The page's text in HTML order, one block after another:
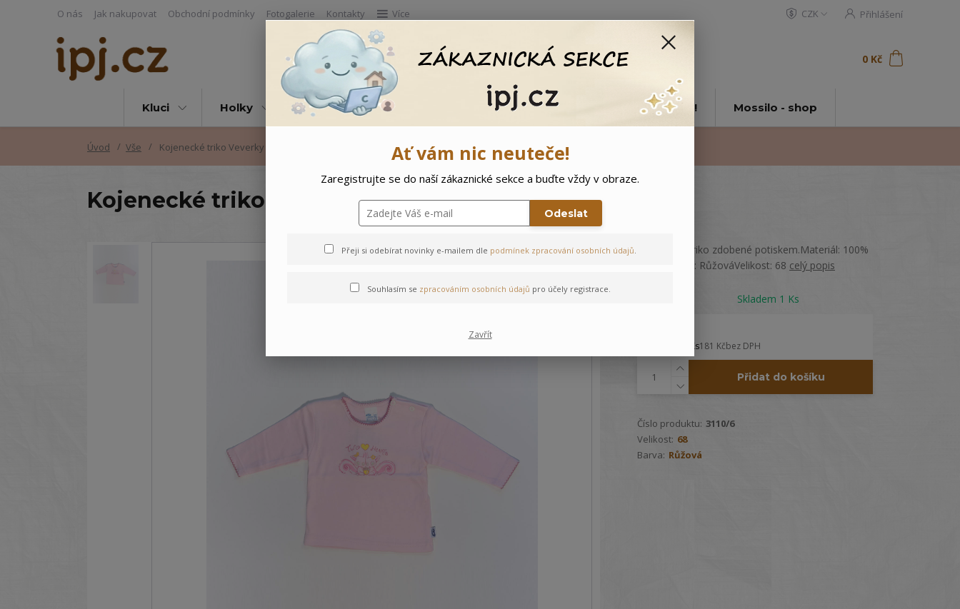
O nás Jak nakupovat Obchodní podmínky Fotogalerie Kontakty Více CZK Přihlášení
Hledat 0 Kč
Kluci Holky Vše Doprodej Ostatní 🌲 Vítejte ve světě Mossilo! Mossilo - shop
Úvod Vše Kojenecké triko Veverky
Kojenecké triko Veverky
Kojenecké triko zdobené potiskem.Materiál: 100%
bavlnaBarva: RůžováVelikost: 68 celý popis
Skladem 1 Ks
Ks181 Kčbez DPH
Přidat do košíku
Číslo produktu: 3110/6
Velikost: 68
Barva: Růžová
Ať vám nic neuteče!
Zaregistrujte se do naší zákaznické sekce a buďte vždy v obraze.
Odeslat
Přeji si odebírat novinky e-mailem dle podmínek zpracování osobních údajů.
Souhlasím se zpracováním osobních údajů pro účely registrace.
Zavřít